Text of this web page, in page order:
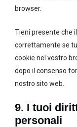
browser.
Tieni presente che
correttamente se
cookie nel vostro
dopo il consenso
nostro sito web.
9. I tuoi
personali